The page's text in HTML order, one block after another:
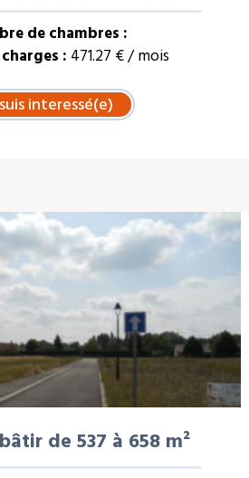
de chambres :
: 471.27 € / mois
de 537 à 658 m²